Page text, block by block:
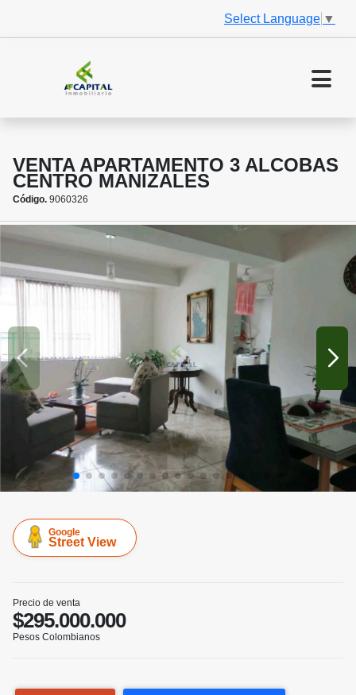
Select Language ▼
VENTA APARTAMENTO 3 ALCOBAS
CENTRO MANIZALES
Código. 9060326
Google
Street View
Precio de venta
$295.000.000
Pesos Colombianos